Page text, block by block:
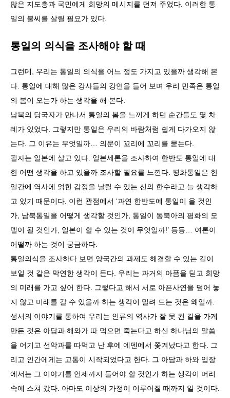
많은 지도층과 국민에게 희망의 메시지를 던져 주었다. 이러한 통
일의 불씨를 살릴 필요가 있다.
통일의 의식을 조사해야 할 때
그런데, 우리는 통일의 의식을 어느 정도 가지고 있을까 생각해 본
다. 통일에 대해 많은 강사들의 강연을 들어 보며 우리 민족은 통일
의 봄이 오는가 하는 생각을 해 본다.
남북의 당국자가 만나서 통일의 봄을 느끼게 하던 순간들도 몇 차
례가 있었다. 그렇지만 통일은 우리의 바람처럼 쉽게 다가오지 않
는다. 그 이유는 무엇일까… 의문이 꼬리에 꼬리를 묻는다.
필자는 일본에 살고 있다. 일본세론을 조사하여 한반도 통일에 대
한 어떤 생각을 하고 있을까 조사할 필요를 느낀다. 평화통일은 한
일간에 역사에 얽힌 감정을 날릴 수 있는 신의 한수라고 늘 생각하
고 있기 때문이다. 이런 관점에서 ‘과연 한반도에 통일이 올 것인
가, 남북통일을 어떻게 생각할 것인가, 통일이 동북아의 평화의 모
델이 될 것인가, 일본이 할 수 있는 것이 무엇일까!’ 등등… 여론이
어떨까 하는 것이 궁금하다.
통일의식을 조사하다 보면 양국간의 과제도 해결할 수 있는 길이
보일 것 같은 막연한 생각이 든다. 우리는 과거의 아픔을 딛고 희망
의 미래를 가고 싶어 한다. 그렇다고 해서 서로 아픈사연을 덮어 놓
지 않고 미래를 갈 수 있을까 하는 생각이 밀려 드는 것은 왜일까.
성서의 이야기를 통하여 우리는 인류의 역사가 잘 못 된 길을 가게
만든 것은 아담과 해와가 따 먹으면 죽는다고 하신 하나님의 말씀
을 어기고 선악과를 따먹고 난 후에 에덴에서 쫓겨났다고 한다. 그
리고 인간에게는 고통이 시작되었다고 한다. 그 아담과 하와 입장
에서는 그 이야기를 언제까지 들어야 할 것인가 하는 생각이 머리
속에 스쳐 갔다. 아마도 이상의 가정이 이루어질 때까지 일 것이다.